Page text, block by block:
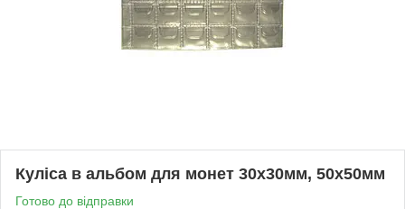
Куліса в альбом для монет 30х30мм, 50х50мм
Готово до відправки